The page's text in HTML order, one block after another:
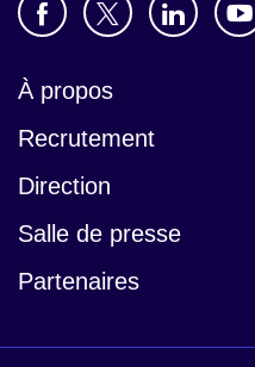
À propos
Recrutement
Direction
Salle de presse
Partenaires